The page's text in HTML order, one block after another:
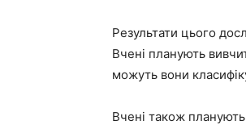
Результати цього
Вчені планують
можуть вони
Вчені також